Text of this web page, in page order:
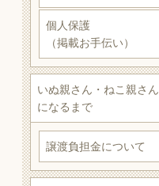
個人保護
（掲載お手伝い）
いぬ親さん・ねこ親さん
になるまで
譲渡負担金について